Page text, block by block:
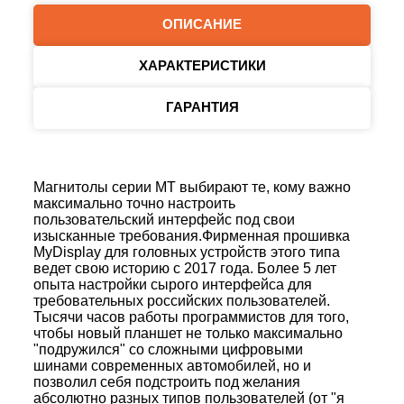
ОПИСАНИЕ
ХАРАКТЕРИСТИКИ
ГАРАНТИЯ
Магнитолы серии MT выбирают те, кому важно
максимально точно настроить
пользовательский интерфейс под свои
изысканные требования.Фирменная прошивка
MyDisplay для головных устройств этого типа
ведет свою историю с 2017 года. Более 5 лет
опыта настройки сырого интерфейса для
требовательных российских пользователей.
Тысячи часов работы программистов для того,
чтобы новый планшет не только максимально
"подружился" со сложными цифровыми
шинами современных автомобилей, но и
позволил себя подстроить под желания
абсолютно разных типов пользователей (от "я